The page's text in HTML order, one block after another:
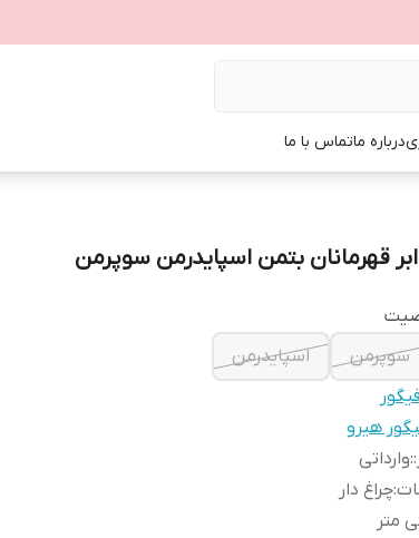
درباره ماتماس با ما
قهرمانان بتمن اسپایدرمن سوپرمن
سوپرمن
اسپایدرمن
هیرو
:وارداتی
:چراغ دار